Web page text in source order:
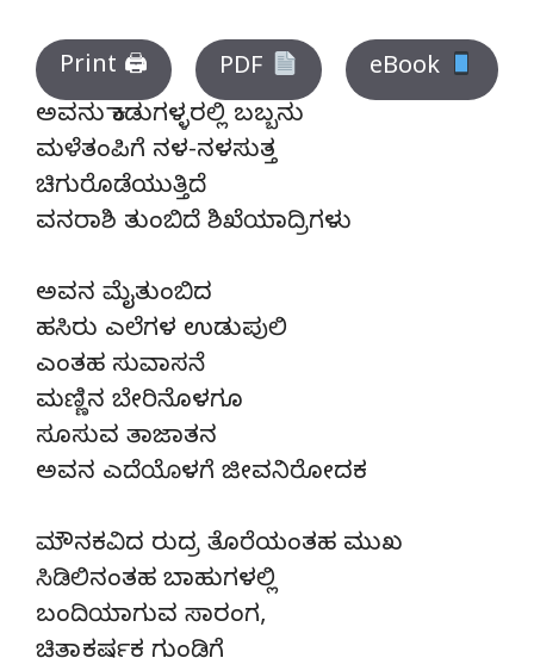
Print 🖨 PDF
eBook
ಅವನು ಕಾಡುಗಳ್ಳರಲ್ಲಿ ಬಬ್ಬನು
ಮಳೆತಂಪಿಗೆ ನಳ-ನಳಸುತ್ತ
ಚಿಗುರೊಡೆಯುತ್ತಿದೆ
ವನರಾಶಿ ತುಂಬಿದೆ ಶಿಖೆಯಾದ್ರಿಗಳು
ಅವನ ಮೈತುಂಬಿದ
ಹಸಿರು ಎಲೆಗಳ ಉಡುಪುಲಿ
ಎಂತಹ ಸುವಾಸನೆ
ಮಣ್ಣಿನ ಬೇರಿನೊಳಗೂ
ಸೂಸುವ ತಾಜಾತನ
ಅವನ ಎದೆಯೊಳಗೆ ಜೀವನಿರೋದಕ
ಮೌನಕವಿದ ರುದ್ರ ತೊರೆಯಂತಹ ಮುಖ
ಸಿಡಿಲಿನಂತಹ ಬಾಹುಗಳಲ್ಲಿ
ಬಂದಿಯಾಗುವ ಸಾರಂಗ,